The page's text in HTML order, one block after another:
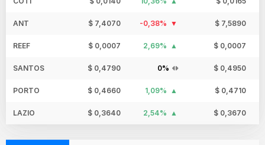
ANT $ 7,4070 -0,38% $ 7,5890
REEF $ 0,0007 2,69% $ 0,0007
SANTOS $ 0,4790 0% $ 0,4950
PORTO $ 0,4660 1,09% $ 0,4710
LAZIO $ 0,3640 2,54% $ 0,3670